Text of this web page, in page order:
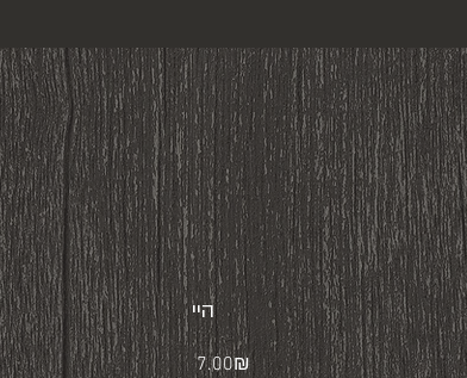
היי
‏7.00 ‏₪Price